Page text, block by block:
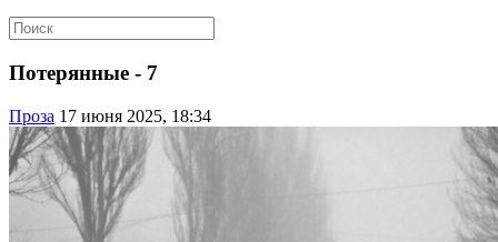
Потерянные - 7
Проза 17 июня 2025, 18:34